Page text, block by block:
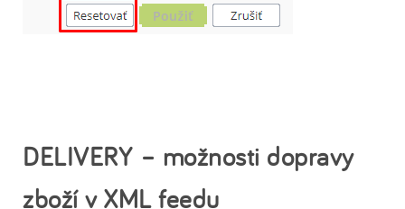
DELIVERY – možnosti dopravy
zboží v XML feedu